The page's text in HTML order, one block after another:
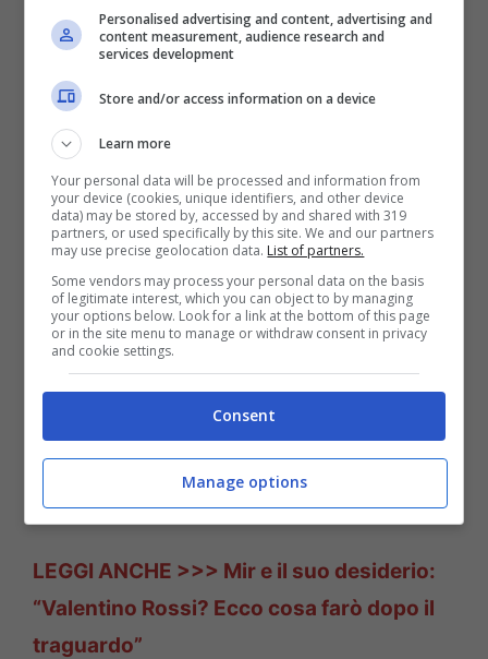
mai pensato di correre contro di lui.
l’avrei mai immaginato, è stato speciale.
Vedere anche tutti quei messaggi dei tifosi
dimostra come sia amato. Oggi non
saremmo come siamo se non fosse per lui”.
LEGGI ANCHE >>> Mir e il suo desiderio:
“Valentino Rossi? Ecco cosa farò dopo il
traguardo”
Personalised advertising and content, advertising and
content measurement, audience research and
services development
Store and/or access information on a device
Learn more
Your personal data will be processed and information from
your device (cookies, unique identifiers, and other device
data) may be stored by, accessed by and shared with 319
partners, or used specifically by this site. We and our partners
may use precise geolocation data. List of partners.
Some vendors may process your personal data on the basis
of legitimate interest, which you can object to by managing
your options below. Look for a link at the bottom of this page
or in the site menu to manage or withdraw consent in privacy
and cookie settings.
Consent
Manage options